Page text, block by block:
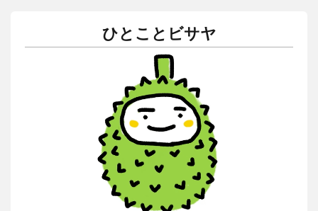
ひとことビサヤ